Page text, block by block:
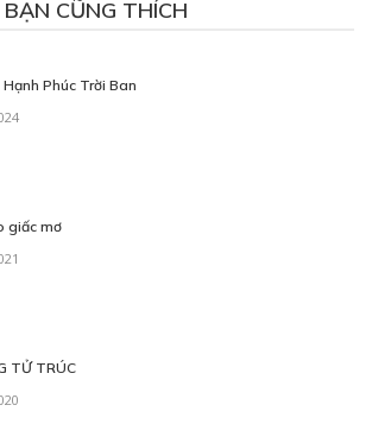
CŨNG THÍCH
Phúc Trời Ban
giấc mơ
TỬ TRÚC